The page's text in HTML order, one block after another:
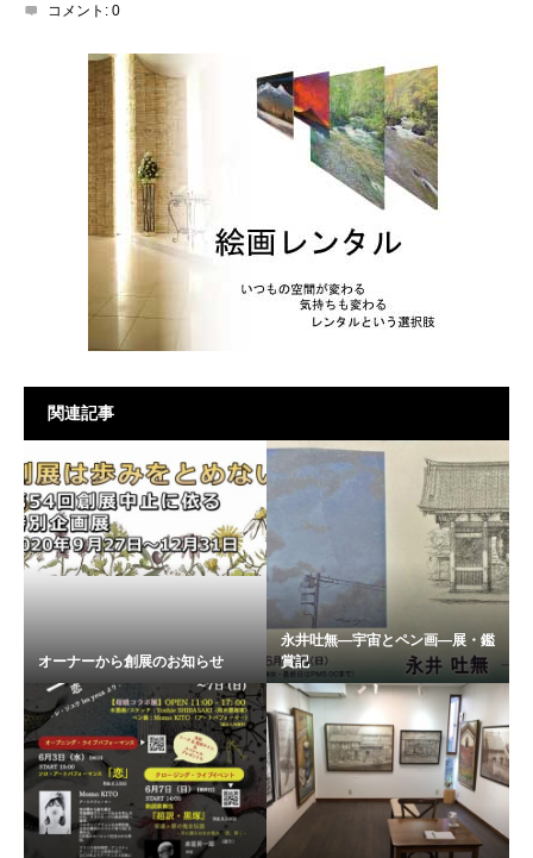
コメント: 0
関連記事
オーナーから創展のお知らせ
永井吐無―宇宙とペン画―展・鑑
賞記